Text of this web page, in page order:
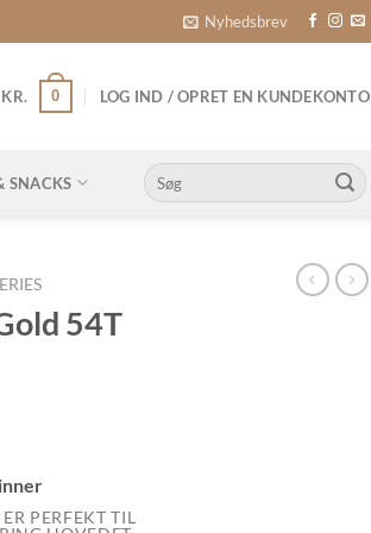
Nyhedsbrev
KR. 0 LOG IND / OPRET EN KUNDEKONTO
SNACKS
Søg
efter:
54T
PERFEKT TIL